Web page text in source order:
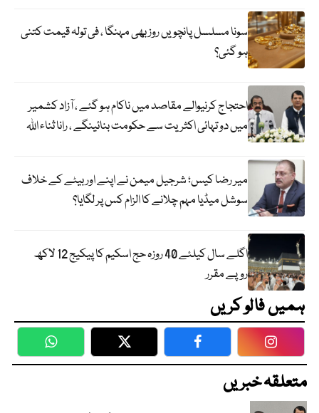
سونا مسلسل پانچویں روز بھی مہنگا ، فی تولہ قیمت کتنی
ہو گئی؟
احتجاج کرنیوالے مقاصد میں ناکام ہو گئے ، آزاد کشمیر
میں دو تہائی اکثریت سے حکومت بنائینگے ، رانا ثناء اللہ
میر رضا کیس؛ شرجیل میمن نے اپنے اور بیٹے کے خلاف
سوشل میڈیا مہم چلانے کا الزام کس پر لگایا؟
اگلے سال کیلئے 40 روزہ حج اسکیم کا پیکیج 12 لاکھ
روپے مقرر
ہمیں فالو کریں
WhatsApp Twitter Facebook
متعلقہ خبریں